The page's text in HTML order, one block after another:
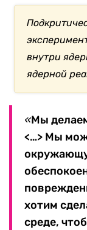
внутри
ядерной
«Мы
<…> Мы
хотим
среде,